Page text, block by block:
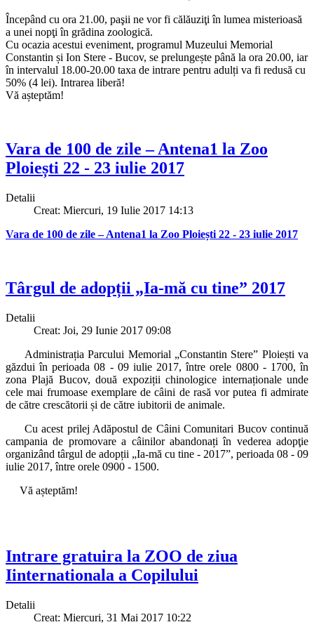
Începând cu ora 21.00, paşii ne vor fi călăuziţi în lumea misterioasă
a unei nopţi în grădina zoologică.
Cu ocazia acestui eveniment, programul Muzeului Memorial
Constantin și Ion Stere - Bucov, se prelungește până la ora 20.00, iar
în intervalul 18.00-20.00 taxa de intrare pentru adulți va fi redusă cu
50% (4 lei). Intrarea liberă!
Vă așteptăm!
Vara de 100 de zile – Antena1 la Zoo
Ploiești 22 - 23 iulie 2017
Detalii
Creat: Miercuri, 19 Iulie 2017 14:13
Vara de 100 de zile – Antena1 la Zoo Ploiești 22 - 23 iulie 2017
Târgul de adopții „Ia-mă cu tine” 2017
Detalii
Creat: Joi, 29 Iunie 2017 09:08
Administrația Parcului Memorial „Constantin Stere” Ploiești va
găzdui în perioada 08 - 09 iulie 2017, între orele 0800 - 1700, în
zona Plajă Bucov, două expoziții chinologice internaționale unde
cele mai frumoase exemplare de câini de rasă vor putea fi admirate
de către crescătorii și de către iubitorii de animale.
Cu acest prilej Adăpostul de Câini Comunitari Bucov continuă
campania de promovare a câinilor abandonați în vederea adopţie
organizând târgul de adopții „Ia-mă cu tine - 2017”, perioada 08 - 09
iulie 2017, între orele 0900 - 1500.
Vă așteptăm!
Intrare gratuira la ZOO de ziua
Iinternationala a Copilului
Detalii
Creat: Miercuri, 31 Mai 2017 10:22